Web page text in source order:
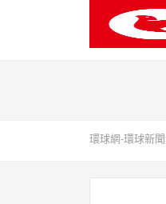
環球網-環球新